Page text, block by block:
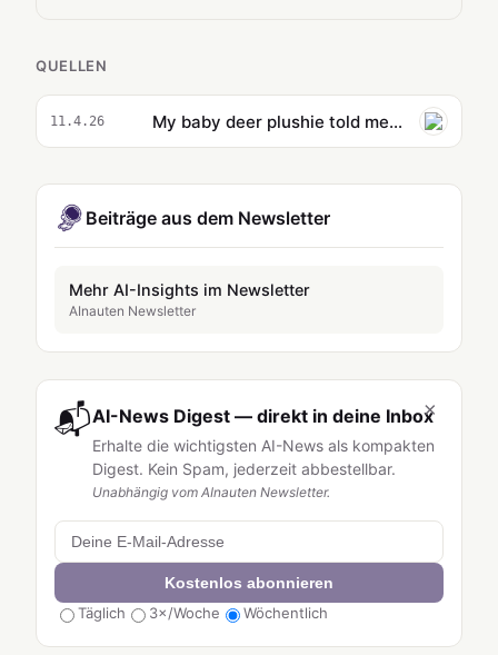
QUELLEN
11.4.26 My baby deer plushie told me that Mitski’s dad was a CIA operative
Beiträge aus dem Newsletter
Mehr AI-Insights im Newsletter
AInauten Newsletter
×
📬AI-News Digest — direkt in deine Inbox
Erhalte die wichtigsten AI-News als kompakten
Digest. Kein Spam, jederzeit abbestellbar.
Unabhängig vom AInauten Newsletter.
Kostenlos abonnieren
Täglich
3×/Woche Wöchentlich